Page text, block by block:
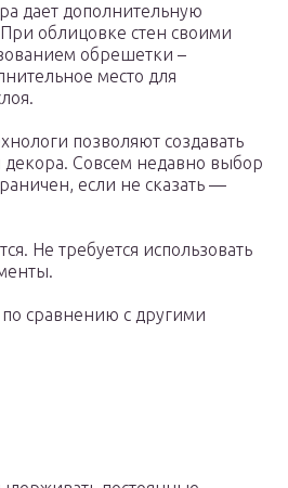
дает дополнительную
облицовке стен своими
обрешетки –
место для
позволяют создавать
Совсем недавно выбор
если не сказать —
Не требуется использовать
сравнению с другими